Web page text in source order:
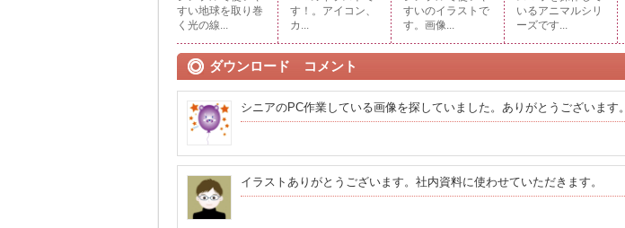
すい地球を取り巻
く光の線...
す！。アイコン、
カ...
すいのイラストで
す。画像...
いるアニマルシリ
ーズです...
ダウンロード コメント
シニアのPC作業している画像を探していました。ありがとうございます。
イラストありがとうございます。社内資料に使わせていただきます。